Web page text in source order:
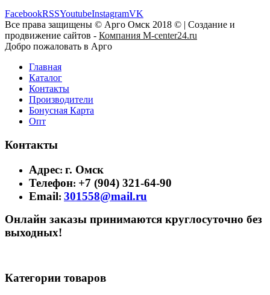
FacebookRSSYoutubeInstagramVK
Все права защищены © Арго Омск 2018 © | Создание и
продвижение сайтов - Компания M-center24.ru
Добро пожаловать в Арго
Главная
Каталог
Контакты
Производители
Бонусная Карта
Опт
Контакты
Адрес: г. Омск
Телефон: +7 (904) 321-64-90
Email: 301558@mail.ru
Онлайн заказы принимаются круглосуточно без
выходных!
Категории товаров